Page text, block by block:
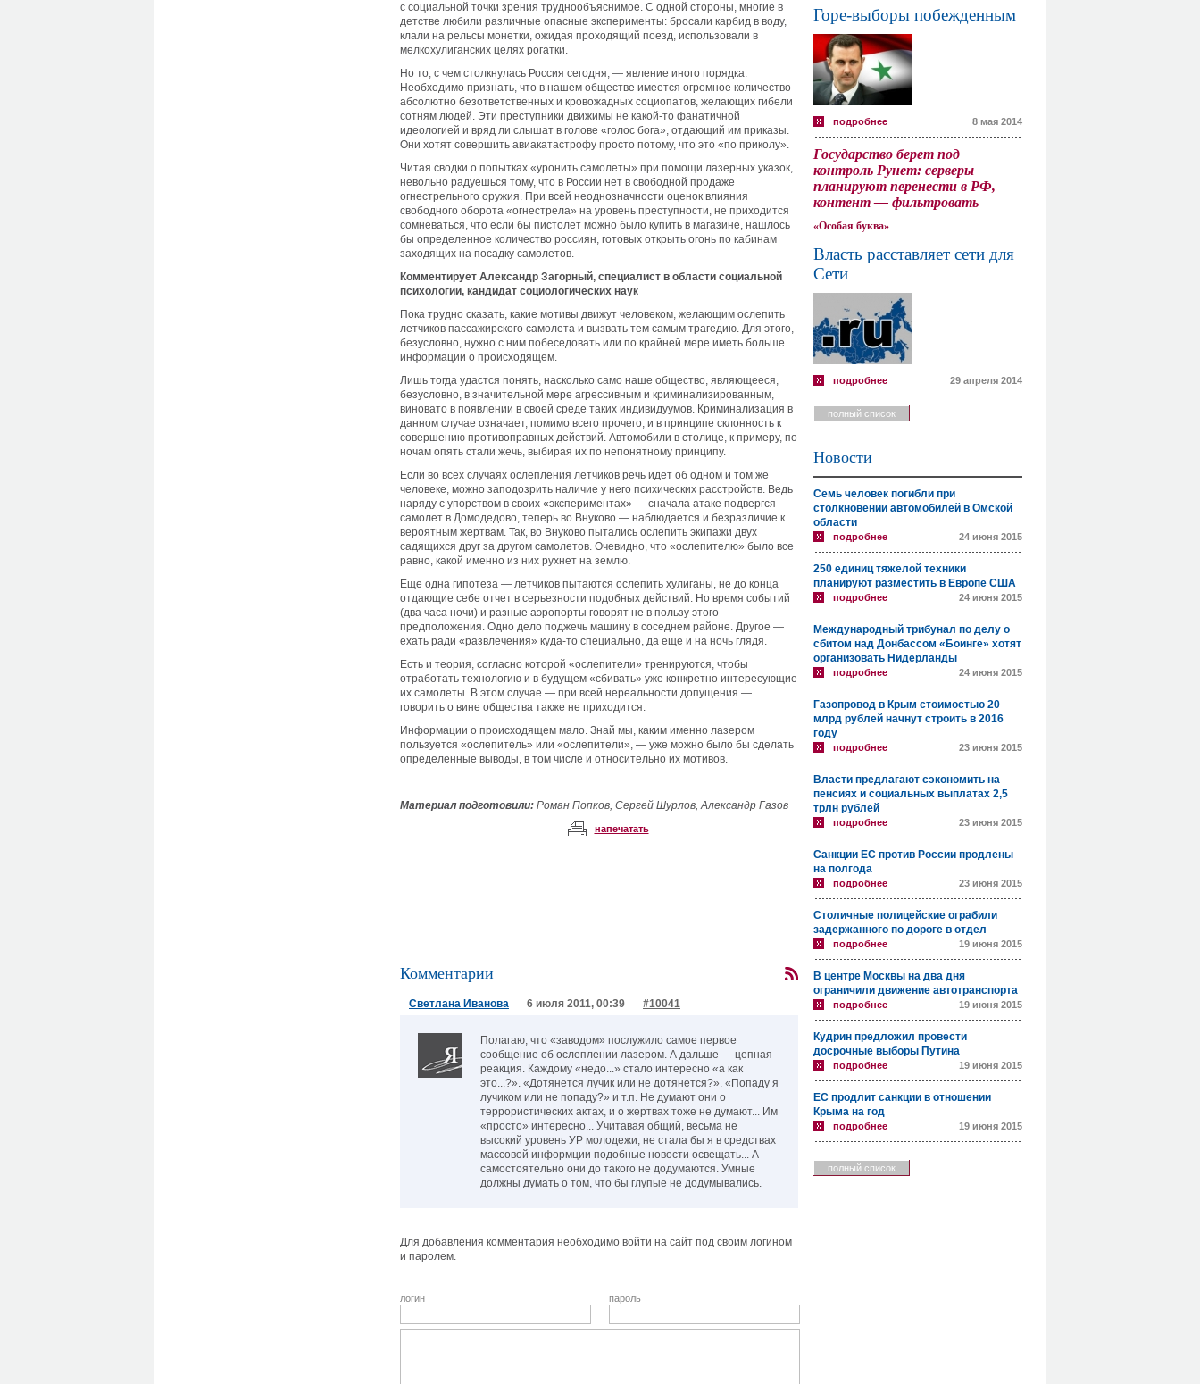
с социальной точки зрения труднообъяснимое. С одной стороны, многие в
детстве любили различные опасные эксперименты: бросали карбид в воду,
клали на рельсы монетки, ожидая проходящий поезд, использовали в
мелкохулиганских целях рогатки.
Но то, с чем столкнулась Россия сегодня, — явление иного порядка.
Необходимо признать, что в нашем обществе имеется огромное количество
абсолютно безответственных и кровожадных социопатов, желающих гибели
сотням людей. Эти преступники движимы не какой-то фанатичной
идеологией и вряд ли слышат в голове «голос бога», отдающий им приказы.
Они хотят совершить авиакатастрофу просто потому, что это «по приколу».
Читая сводки о попытках «уронить самолеты» при помощи лазерных указок,
невольно радуешься тому, что в России нет в свободной продаже
огнестрельного оружия. При всей неоднозначности оценок влияния
свободного оборота «огнестрела» на уровень преступности, не приходится
сомневаться, что если бы пистолет можно было купить в магазине, нашлось
бы определенное количество россиян, готовых открыть огонь по кабинам
заходящих на посадку самолетов.
Комментирует Александр Загорный, специалист в области социальной
психологии, кандидат социологических наук
Пока трудно сказать, какие мотивы движут человеком, желающим ослепить
летчиков пассажирского самолета и вызвать тем самым трагедию. Для этого,
безусловно, нужно с ним побеседовать или по крайней мере иметь больше
информации о происходящем.
Лишь тогда удастся понять, насколько само наше общество, являющееся,
безусловно, в значительной мере агрессивным и криминализированным,
виновато в появлении в своей среде таких индивидуумов. Криминализация в
данном случае означает, помимо всего прочего, и в принципе склонность к
совершению противоправных действий. Автомобили в столице, к примеру, по
ночам опять стали жечь, выбирая их по непонятному принципу.
Если во всех случаях ослепления летчиков речь идет об одном и том же
человеке, можно заподозрить наличие у него психических расстройств. Ведь
наряду с упорством в своих «экспериментах» — сначала атаке подвергся
самолет в Домодедово, теперь во Внуково — наблюдается и безразличие к
вероятным жертвам. Так, во Внуково пытались ослепить экипажи двух
садящихся друг за другом самолетов. Очевидно, что «ослепителю» было все
равно, какой именно из них рухнет на землю.
Еще одна гипотеза — летчиков пытаются ослепить хулиганы, не до конца
отдающие себе отчет в серьезности подобных действий. Но время событий
(два часа ночи) и разные аэропорты говорят не в пользу этого
предположения. Одно дело поджечь машину в соседнем районе. Другое —
ехать ради «развлечения» куда-то специально, да еще и на ночь глядя.
Есть и теория, согласно которой «ослепители» тренируются, чтобы
отработать технологию и в будущем «сбивать» уже конкретно интересующие
их самолеты. В этом случае — при всей нереальности допущения —
говорить о вине общества также не приходится.
Информации о происходящем мало. Знай мы, каким именно лазером
пользуется «ослепитель» или «ослепители», — уже можно было бы сделать
определенные выводы, в том числе и относительно их мотивов.
Материал подготовили: Роман Попков, Сергей Шурлов, Александр Газов
напечатать
Комментарии
Светлана Иванова 6 июля 2011, 00:39 #10041
Полагаю, что «заводом» послужило самое первое
сообщение об ослеплении лазером. А дальше — цепная
реакция. Каждому «недо...» стало интересно «а как
это...?». «Дотянется лучик или не дотянется?». «Попаду я
лучиком или не попаду?» и т.п. Не думают они о
террористических актах, и о жертвах тоже не думают... Им
«просто» интересно... Учитавая общий, весьма не
высокий уровень УР молодежи, не стала бы я в средствах
массовой информции подобные новости освещать... А
самостоятельно они до такого не додумаются. Умные
должны думать о том, что бы глупые не додумывались.
Для добавления комментария необходимо войти на сайт под своим логином
и паролем.
логин пароль
Горе-выборы побежденным
подробнее 8 мая 2014
Государство берет под
контроль Рунет: серверы
планируют перенести в РФ,
контент — фильтровать
«Особая буква»
Власть расставляет сети для
Сети
подробнее 29 апреля 2014
полный список
Новости
Семь человек погибли при
столкновении автомобилей в Омской
области
подробнее 24 июня 2015
250 единиц тяжелой техники
планируют разместить в Европе США
подробнее 24 июня 2015
Международный трибунал по делу о
сбитом над Донбассом «Боинге» хотят
организовать Нидерланды
подробнее 24 июня 2015
Газопровод в Крым стоимостью 20
млрд рублей начнут строить в 2016
году
подробнее 23 июня 2015
Власти предлагают сэкономить на
пенсиях и социальных выплатах 2,5
трлн рублей
подробнее 23 июня 2015
Санкции ЕС против России продлены
на полгода
подробнее 23 июня 2015
Столичные полицейские ограбили
задержанного по дороге в отдел
подробнее 19 июня 2015
В центре Москвы на два дня
ограничили движение автотранспорта
подробнее 19 июня 2015
Кудрин предложил провести
досрочные выборы Путина
подробнее 19 июня 2015
ЕС продлит санкции в отношении
Крыма на год
подробнее 19 июня 2015
полный список